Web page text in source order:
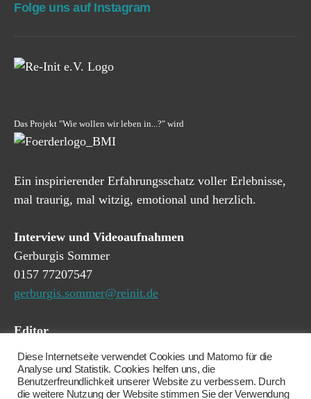
Fol­ge uns auf Instagram
Das Projekt "Wie wollen wir leben in...?" wird
Ein inspirierender Erfahrungsschatz voller Erlebnisse,
mal traurig, mal witzig, emotional und herzlich.
Interview und Videoaufnahmen
Gerburgis Sommer
0157 77207547
gerburgis.sommer@reinit.de
Editor
Montevideo (Bottrop)
Ferdinand Fries
Diese Internetseite verwendet Cookies und Matomo für die
Analyse und Statistik. Cookies helfen uns, die
Benutzerfreundlichkeit unserer Website zu verbessern. Durch
die weitere Nutzung der Website stimmen Sie der Verwendung